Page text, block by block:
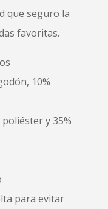
que seguro la
favoritas.
10%
y 35%
para evitar